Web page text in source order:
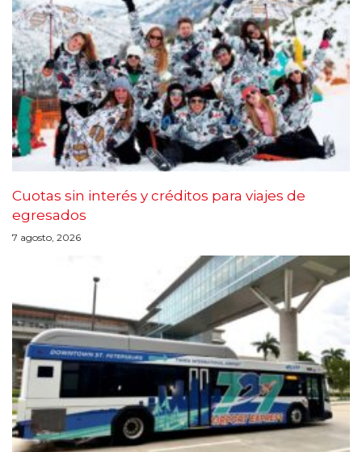
Cuotas sin interés y créditos para viajes de
egresados
7 agosto, 2026